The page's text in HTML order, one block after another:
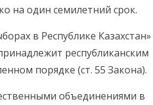
на один семилетний срок.
в Республике Казахстан»
республиканским
порядке (ст. 55 Закона).
объединениями в